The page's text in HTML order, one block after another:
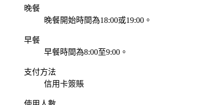
晚餐
晚餐開始時間為18:00或19:00。
早餐
早餐時間為8:00至9:00。
支付方法
信用卡簽賬